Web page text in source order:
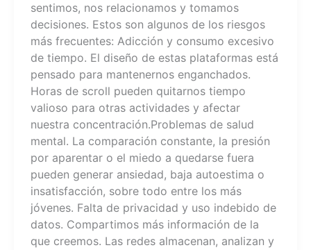
sentimos, nos relacionamos y tomamos
decisiones. Estos son algunos de los riesgos
más frecuentes: Adicción y consumo excesivo
de tiempo. El diseño de estas plataformas está
pensado para mantenernos enganchados.
Horas de scroll pueden quitarnos tiempo
valioso para otras actividades y afectar
nuestra concentración.Problemas de salud
mental. La comparación constante, la presión
por aparentar o el miedo a quedarse fuera
pueden generar ansiedad, baja autoestima o
insatisfacción, sobre todo entre los más
jóvenes. Falta de privacidad y uso indebido de
datos. Compartimos más información de la
que creemos. Las redes almacenan, analizan y